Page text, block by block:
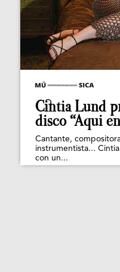
Cintia Lund
disco “Aqui
Cantante,
instrumentista...
con un...